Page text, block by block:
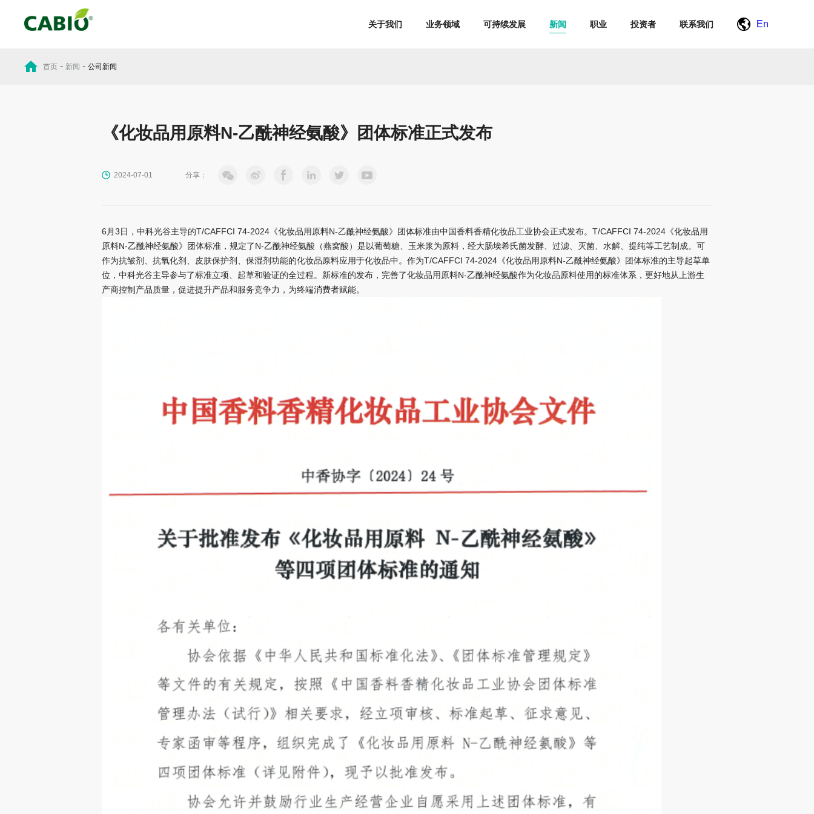
关于我们 业务领域 可持续发展 新闻 职业 投资者 联系我们 En
首页 - 新闻 -公司新闻
《化妆品用原料N-乙酰神经氨酸》团体标准正式发布
2024-07-01 分享：
6月3日，中科光谷主导的T/CAFFCI 74-2024《化妆品用原料N-乙酰神经氨酸》团体标准由中国香料香精化妆品工业协会正式发布。T/CAFFCI 74-2024《化妆品用
原料N-乙酰神经氨酸》团体标准，规定了N-乙酰神经氨酸（燕窝酸）是以葡萄糖、玉米浆为原料，经大肠埃希氏菌发酵、过滤、灭菌、水解、提纯等工艺制成。可
作为抗皱剂、抗氧化剂、皮肤保护剂、保湿剂功能的化妆品原料应用于化妆品中。作为T/CAFFCI 74-2024《化妆品用原料N-乙酰神经氨酸》团体标准的主导起草单
位，中科光谷主导参与了标准立项、起草和验证的全过程。新标准的发布，完善了化妆品用原料N-乙酰神经氨酸作为化妆品原料使用的标准体系，更好地从上游生
产商控制产品质量，促进提升产品和服务竞争力，为终端消费者赋能。